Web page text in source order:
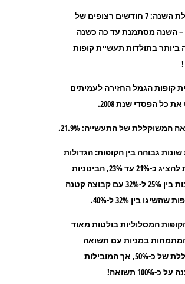
מתחילת השנה: 7 חודשים רצופים של
– השנה מסתמנת עד כה כשנה
ביותר בתולדות תעשיית קופות
קופות הגמל החזירה לעמיתים
כל הפסדי שנת 2008.
המשוקללת של התעשייה: 21.9%.
שונות גבוהה בין הקופות: הגדולות
צפויות להציג כ-21% עד 23%, הבינוניות
והקטנות בין 25% ל-32% עם קבוצה קטנה
בין 32% ל-40%.
המסלוליות בולטות מאוד
במניות עם תשואה
משוקללת של כ-50%, אך המובילות
100% תשואה!